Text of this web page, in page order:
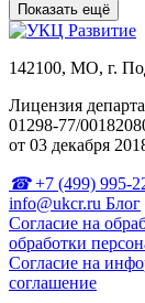
Показать ещё
142100, МО, г.
Лицензия
01298-77/
от 03 декабря
+7 (499) 995-
info@ukcr.ru Блог
Согласие на
обработки
Согласие на
соглашение